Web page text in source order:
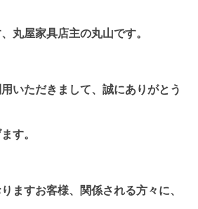
丸屋家具店主の丸山です。
いただきまして、誠にありがとう
す。
ますお客様、関係される方々に、